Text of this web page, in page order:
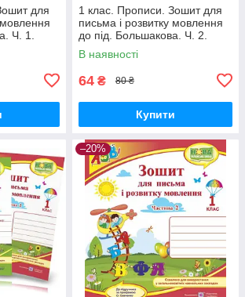
для
Ч. 1.
ПіП
1 клас. Прописи. Зошит для
письма і розвитку мовлення
до під. Большакова. Ч. 2.
Ткачук В., Грибчук Л.
В наявності
64 ₴ 80 ₴
Купити
–20%